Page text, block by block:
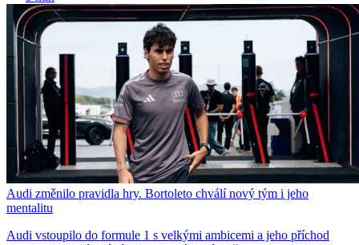
Audi změnilo pravidla hry. Bortoleto chválí nový tým i jeho
mentalitu
Audi vstoupilo do formule 1 s velkými ambicemi a jeho příchod